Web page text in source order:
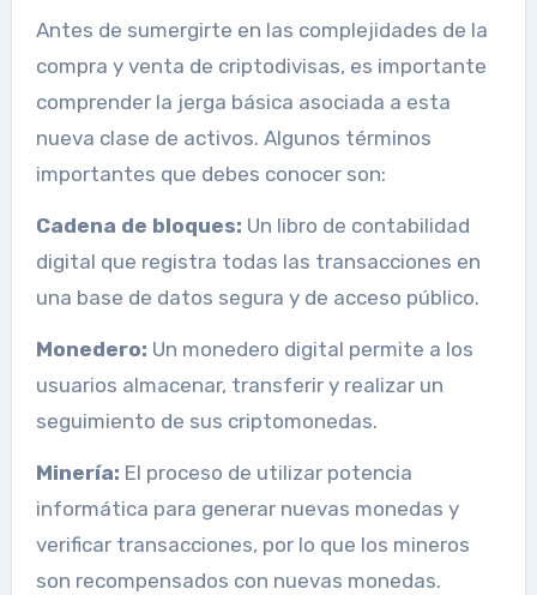
Antes de sumergirte en las complejidades de la
compra y venta de criptodivisas, es importante
comprender la jerga básica asociada a esta
nueva clase de activos. Algunos términos
importantes que debes conocer son:
Cadena de bloques: Un libro de contabilidad
digital que registra todas las transacciones en
una base de datos segura y de acceso público.
Monedero: Un monedero digital permite a los
usuarios almacenar, transferir y realizar un
seguimiento de sus criptomonedas.
Minería: El proceso de utilizar potencia
informática para generar nuevas monedas y
verificar transacciones, por lo que los mineros
son recompensados con nuevas monedas.